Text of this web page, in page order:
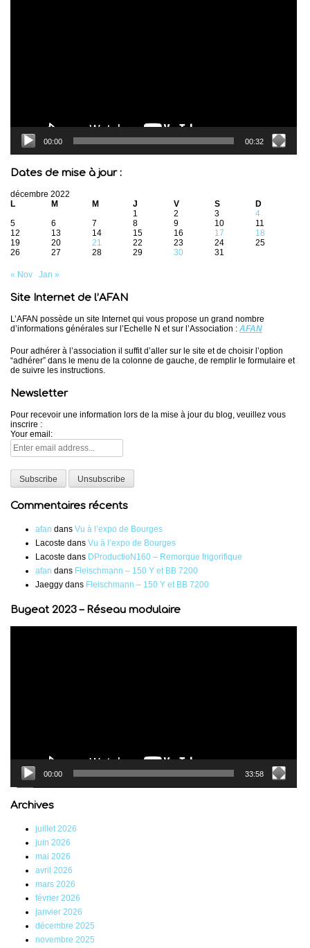
00:00 00:32
Dates de mise à jour :
décembre 2022
L
M M J V S
D
1
2 3
4
5
6 7 8 9 10
11
12
13 14 15 16 17
18
19
20 21 22 23 24
25
26
27 28 29 30 31
« Nov Jan »
Site Internet de l’AFAN
L’AFAN possède un site Internet qui vous propose un grand nombre
d’informations générales sur l’Echelle N et sur l’Association : AFAN
Pour adhérer à l’association il suffit d’aller sur le site et de choisir l’option
“adhérer” dans le menu de la colonne de gauche, de remplir le formulaire et
de suivre les instructions.
Newsletter
Pour recevoir une information lors de la mise à jour du blog, veuillez vous
inscrire :
Your email:
Commentaires récents
afan dans Vu à l’expo de Bourges
Lacoste dans Vu à l’expo de Bourges
Lacoste dans DProductioN160 – Remorque frigorifique
afan dans Fleischmann – 150 Y et BB 7200
Jaeggy dans Fleischmann – 150 Y et BB 7200
Bugeat 2023 – Réseau modulaire
00:00 33:58
Archives
juillet 2026
juin 2026
mai 2026
avril 2026
mars 2026
février 2026
janvier 2026
décembre 2025
novembre 2025